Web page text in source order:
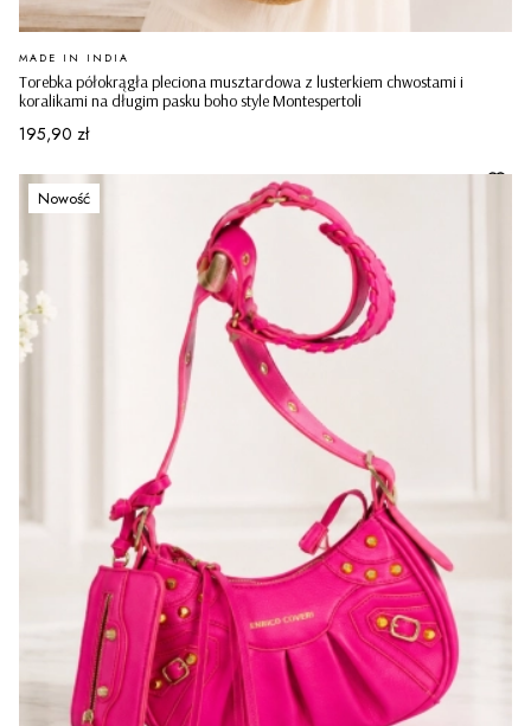
Torebka półokrągła pleciona musztardowa z lusterkiem chwostami i
koralikami na długim pasku boho style Montespertoli
PRODUCENT
MADE IN INDIA
Cena
195,90 zł
Nowość